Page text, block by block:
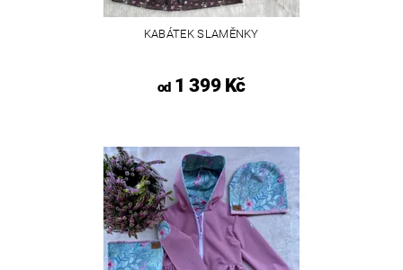
KABÁTEK SLAMĚNKY
od1 399 Kč